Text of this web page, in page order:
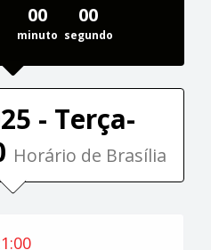
00
minuto
00
segundo
- Terça-
Horário de Brasília